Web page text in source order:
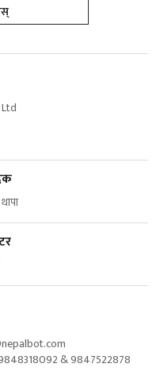
& 9847522878